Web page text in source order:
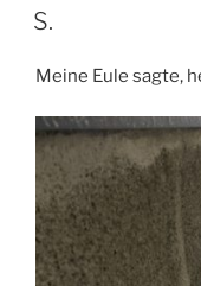
AM
S.
Meine Eule sagte,